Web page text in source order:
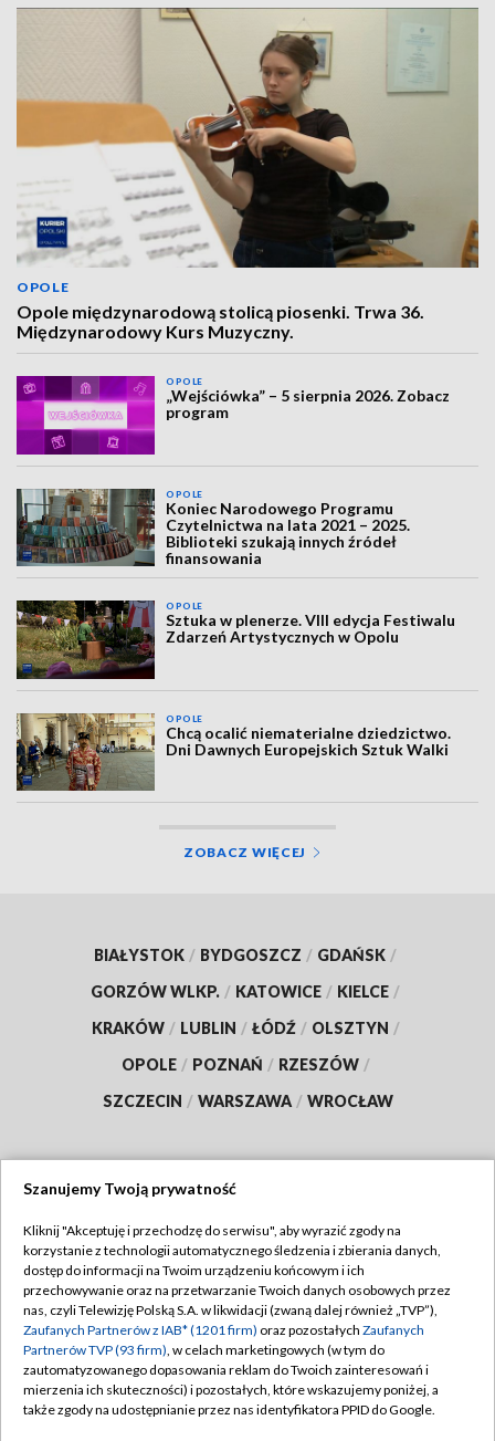
OPOLE
Opole międzynarodową stolicą piosenki. Trwa 36.
Międzynarodowy Kurs Muzyczny.
OPOLE
„Wejściówka” – 5 sierpnia 2026. Zobacz
program
OPOLE
Koniec Narodowego Programu
Czytelnictwa na lata 2021 – 2025.
Biblioteki szukają innych źródeł
finansowania
OPOLE
Sztuka w plenerze. VIII edycja Festiwalu
Zdarzeń Artystycznych w Opolu
OPOLE
Chcą ocalić niematerialne dziedzictwo.
Dni Dawnych Europejskich Sztuk Walki
ZOBACZ WIĘCEJ
BIAŁYSTOK / BYDGOSZCZ / GDAŃSK /
GORZÓW WLKP. / KATOWICE / KIELCE /
KRAKÓW / LUBLIN / ŁÓDŹ / OLSZTYN /
OPOLE / POZNAŃ / RZESZÓW /
SZCZECIN / WARSZAWA / WROCŁAW
TVP
Abonament TVP
Emisja w TVP
Centrum informacji TVP
Naziemna Telewizja Cyfrowa
Regulamin TVP
Polityka prywatności
Moje zgody
Pomoc
Szanujemy Twoją prywatność
Kliknij "Akceptuję i przechodzę do serwisu", aby wyrazić zgody na
korzystanie z technologii automatycznego śledzenia i zbierania danych,
dostęp do informacji na Twoim urządzeniu końcowym i ich
przechowywanie oraz na przetwarzanie Twoich danych osobowych przez
nas, czyli Telewizję Polską S.A. w likwidacji (zwaną dalej również „TVP”),
Zaufanych Partnerów z IAB* (1201 firm) oraz pozostałych Zaufanych
Partnerów TVP (93 firm), w celach marketingowych (w tym do
zautomatyzowanego dopasowania reklam do Twoich zainteresowań i
mierzenia ich skuteczności) i pozostałych, które wskazujemy poniżej, a
także zgody na udostępnianie przez nas identyfikatora PPID do Google.